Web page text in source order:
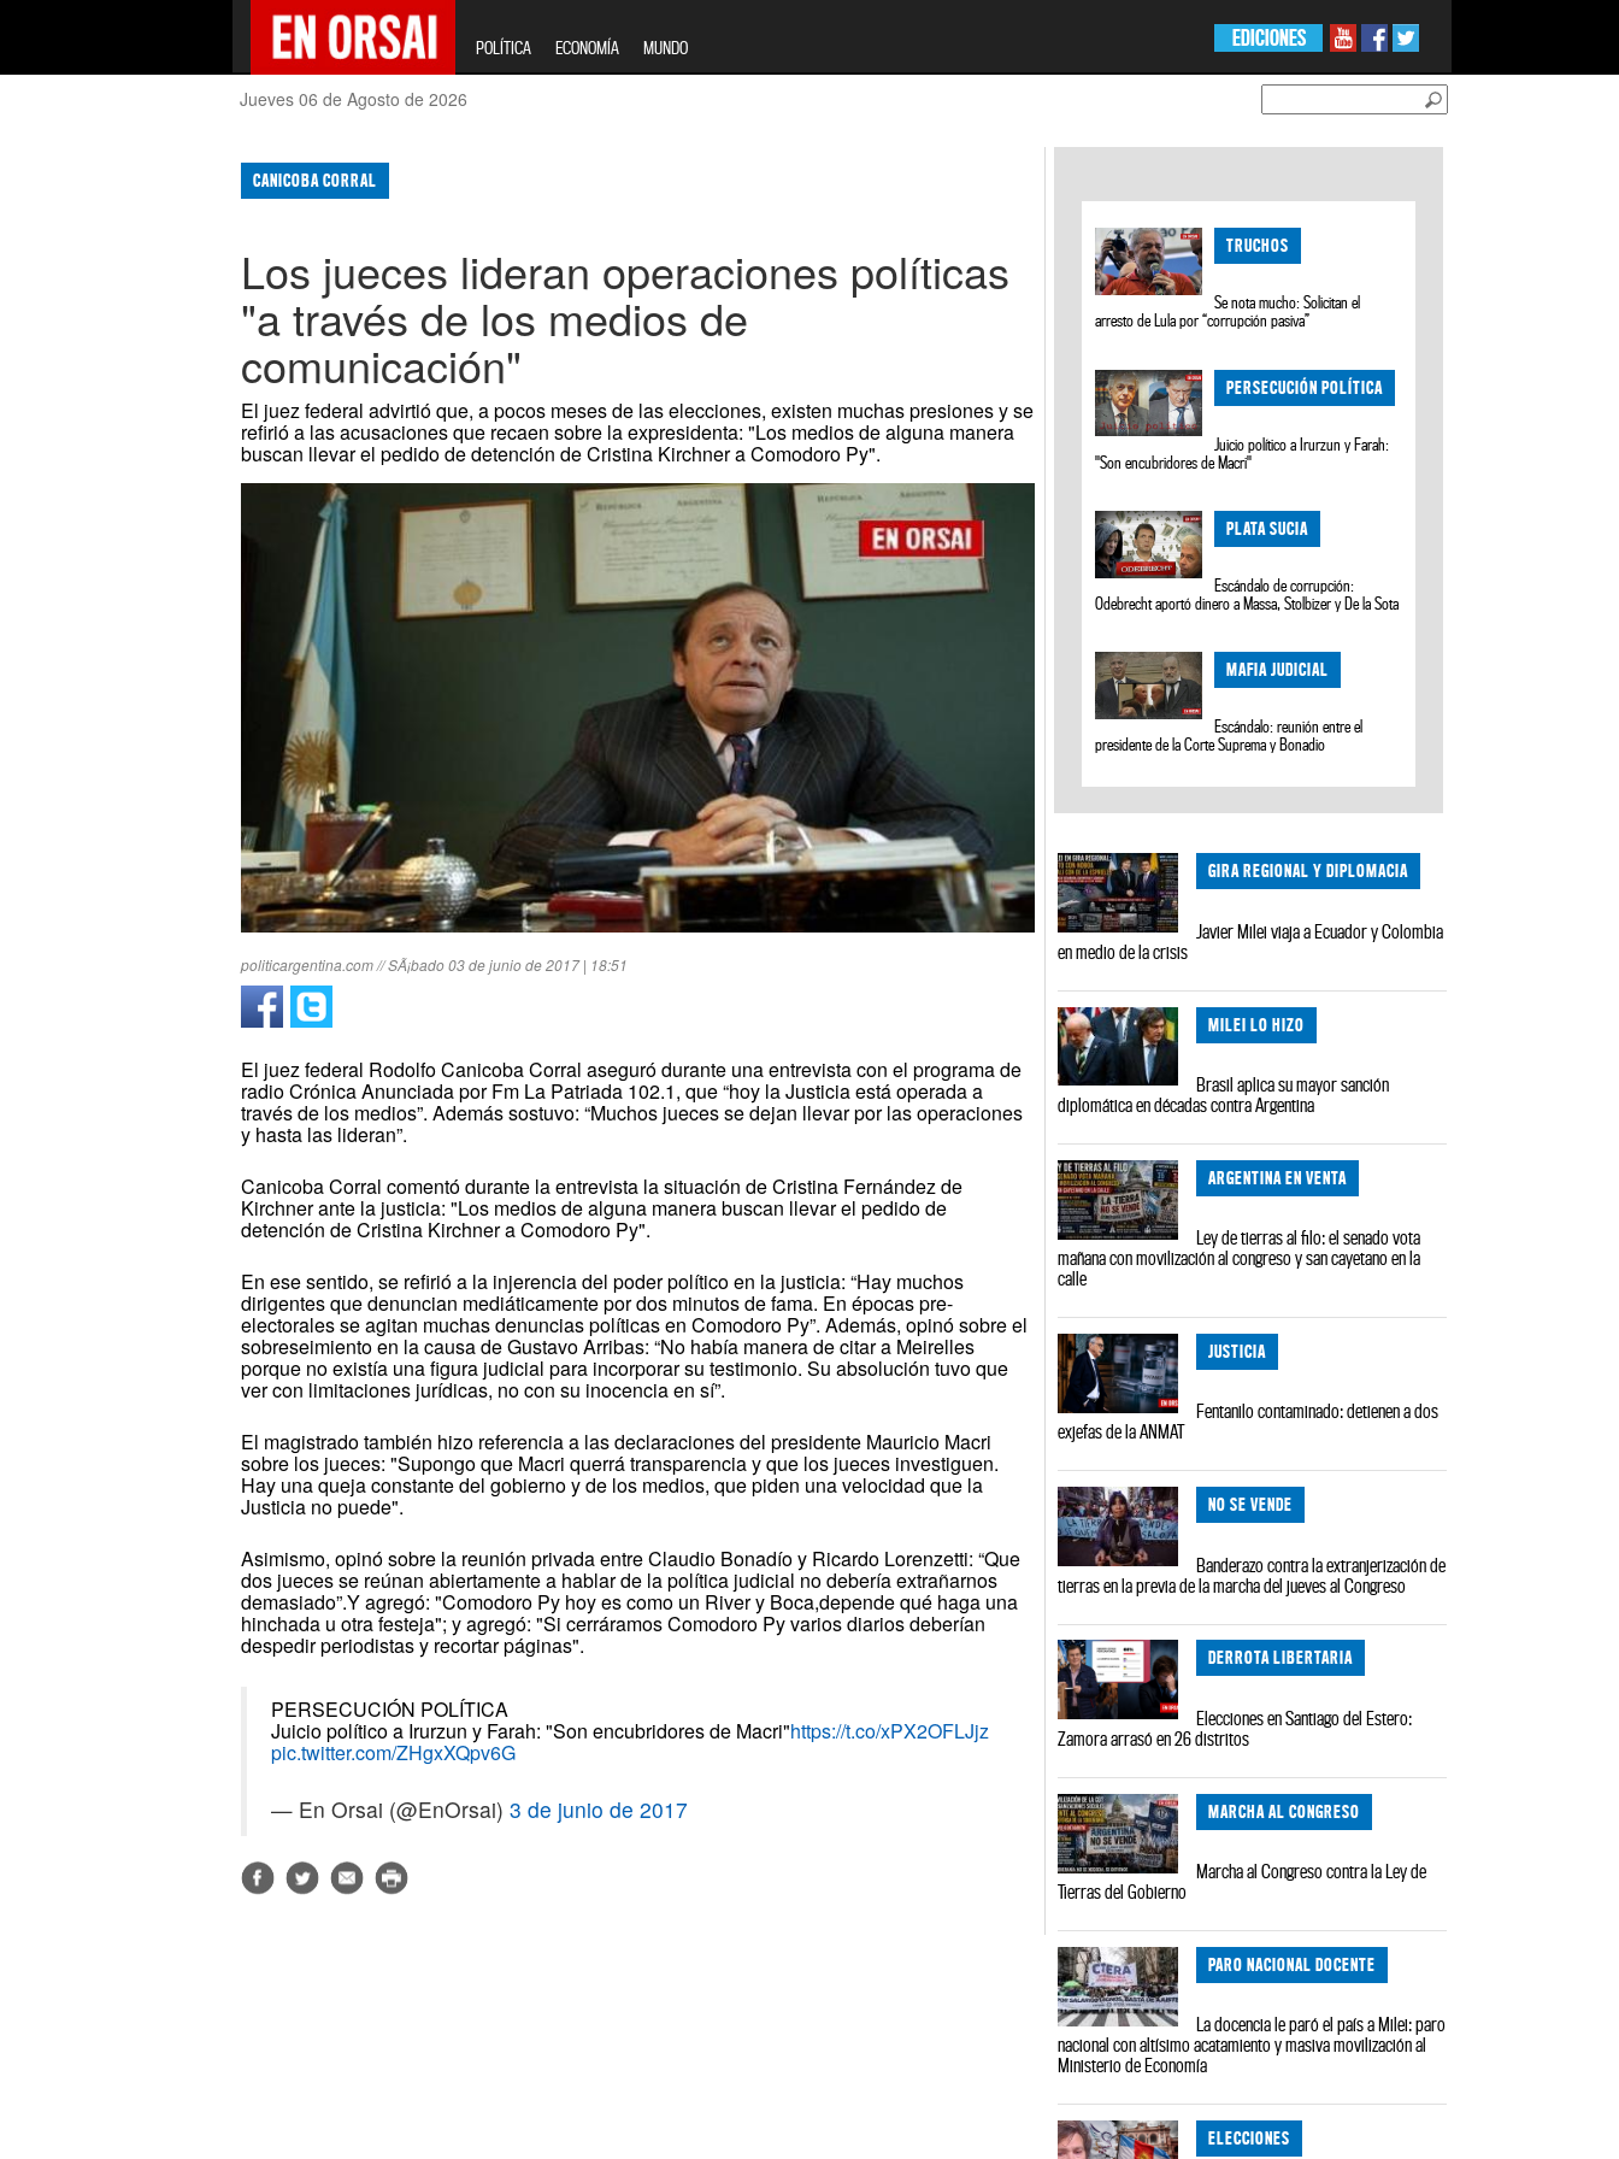
POLÍTICA ECONOMÍA MUNDO EDICIONES
Jueves 06 de Agosto de 2026
CANICOBA CORRAL
Los jueces lideran operaciones políticas
"a través de los medios de
comunicación"
El juez federal advirtió que, a pocos meses de las elecciones, existen muchas presiones y se
refirió a las acusaciones que recaen sobre la expresidenta: "Los medios de alguna manera
buscan llevar el pedido de detención de Cristina Kirchner a Comodoro Py".
politicargentina.com // SÃ¡bado 03 de junio de 2017 | 18:51
El juez federal Rodolfo Canicoba Corral aseguró durante una entrevista con el programa de
radio Crónica Anunciada por Fm La Patriada 102.1, que “hoy la Justicia está operada a
través de los medios”. Además sostuvo: “Muchos jueces se dejan llevar por las operaciones
y hasta las lideran”.
Canicoba Corral comentó durante la entrevista la situación de Cristina Fernández de
Kirchner ante la justicia: "Los medios de alguna manera buscan llevar el pedido de
detención de Cristina Kirchner a Comodoro Py".
En ese sentido, se refirió a la injerencia del poder político en la justicia: “Hay muchos
dirigentes que denuncian mediáticamente por dos minutos de fama. En épocas pre-
electorales se agitan muchas denuncias políticas en Comodoro Py”. Además, opinó sobre el
sobreseimiento en la causa de Gustavo Arribas: “No había manera de citar a Meirelles
porque no existía una figura judicial para incorporar su testimonio. Su absolución tuvo que
ver con limitaciones jurídicas, no con su inocencia en sí”.
El magistrado también hizo referencia a las declaraciones del presidente Mauricio Macri
sobre los jueces: "Supongo que Macri querrá transparencia y que los jueces investiguen.
Hay una queja constante del gobierno y de los medios, que piden una velocidad que la
Justicia no puede".
Asimismo, opinó sobre la reunión privada entre Claudio Bonadío y Ricardo Lorenzetti: “Que
dos jueces se reúnan abiertamente a hablar de la política judicial no debería extrañarnos
demasiado”.Y agregó: "Comodoro Py hoy es como un River y Boca,depende qué haga una
hinchada u otra festeja"; y agregó: "Si cerráramos Comodoro Py varios diarios deberían
despedir periodistas y recortar páginas".
PERSECUCIÓN POLÍTICA
Juicio político a Irurzun y Farah: "Son encubridores de Macri"https://t.co/xPX2OFLJjz
pic.twitter.com/ZHgxXQpv6G
— En Orsai (@EnOrsai)3 de junio de 2017
TRUCHOS
Se nota mucho: Solicitan el
arresto de Lula por “corrupción pasiva”
PERSECUCIÓN POLÍTICA
Juicio político a Irurzun y Farah:
"Son encubridores de Macri"
PLATA SUCIA
Escándalo de corrupción:
Odebrecht aportó dinero a Massa, Stolbizer y De la Sota
MAFIA JUDICIAL
Escándalo: reunión entre el
presidente de la Corte Suprema y Bonadio
GIRA REGIONAL Y DIPLOMACIA
Javier Milei viaja a Ecuador y Colombia
en medio de la crisis
MILEI LO HIZO
Brasil aplica su mayor sanción
diplomática en décadas contra Argentina
ARGENTINA EN VENTA
Ley de tierras al filo: el senado vota
mañana con movilización al congreso y san cayetano en la
calle
JUSTICIA
Fentanilo contaminado: detienen a dos
exjefas de la ANMAT
NO SE VENDE
Banderazo contra la extranjerización de
tierras en la previa de la marcha del jueves al Congreso
DERROTA LIBERTARIA
Elecciones en Santiago del Estero:
Zamora arrasó en 26 distritos
MARCHA AL CONGRESO
Marcha al Congreso contra la Ley de
Tierras del Gobierno
PARO NACIONAL DOCENTE
La docencia le paró el país a Milei: paro
nacional con altísimo acatamiento y masiva movilización al
Ministerio de Economía
ELECCIONES